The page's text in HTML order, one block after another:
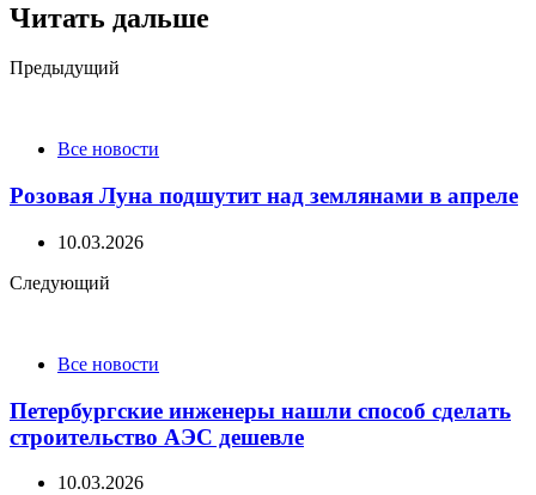
Читать дальше
Post
Предыдущий
Все новости
Розовая Луна подшутит над землянами в апреле
10.03.2026
Следующий
Все новости
Петербургские инженеры нашли способ сделать
строительство АЭС дешевле
10.03.2026